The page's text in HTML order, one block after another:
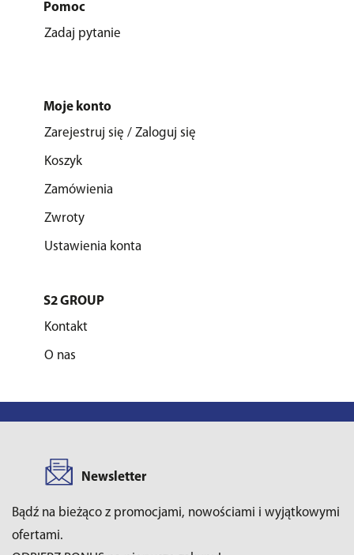
Pomoc
Zadaj pytanie
Moje konto
Zarejestruj się / Zaloguj się
Koszyk
Zamówienia
Zwroty
Ustawienia konta
S2 GROUP
Kontakt
O nas
Newsletter
Bądź na bieżąco z promocjami, nowościami i wyjątkowymi
ofertami.